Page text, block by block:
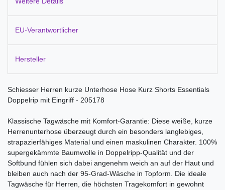
EU-Verantwortlicher
Hersteller
Schiesser Herren kurze Unterhose Hose Kurz Shorts Essentials
Doppelrip mit Eingriff - 205178
Klassische Tagwäsche mit Komfort-Garantie: Diese weiße, kurze
Herrenunterhose überzeugt durch ein besonders langlebiges,
strapazierfähiges Material und einen maskulinen Charakter. 100%
supergekämmte Baumwolle in Doppelripp-Qualität und der
Softbund fühlen sich dabei angenehm weich an auf der Haut und
bleiben auch nach der 95-Grad-Wäsche in Topform. Die ideale
Tagwäsche für Herren, die höchsten Tragekomfort in gewohnt